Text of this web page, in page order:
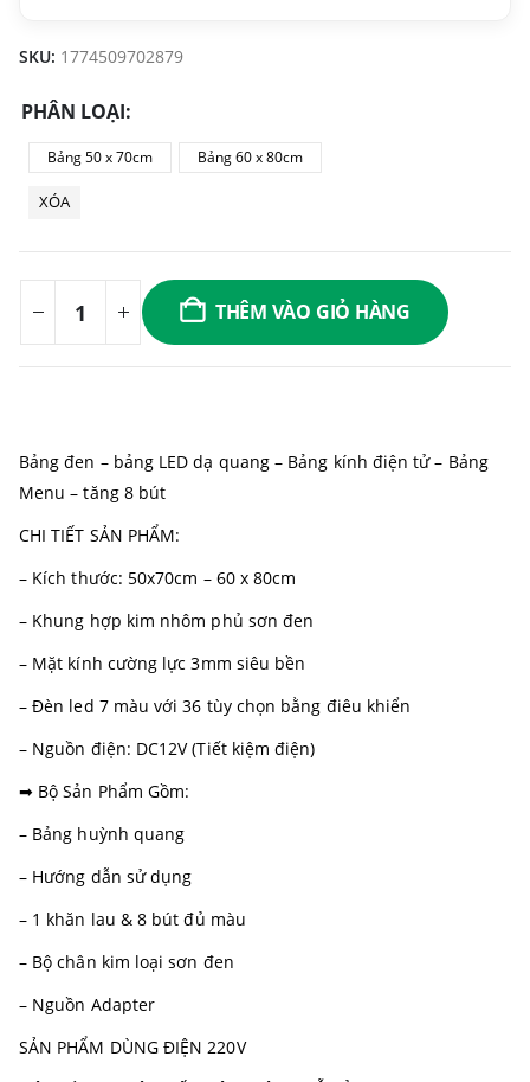
SKU: 1774509702879
PHÂN LOẠI
Bảng 50 x 70cm Bảng 60 x 80cm
XÓA
THÊM VÀO GIỎ HÀNG
Bảng đen – bảng LED dạ quang – Bảng kính điện tử – Bảng
Menu – tăng 8 bút
CHI TIẾT SẢN PHẨM:
– Kích thước: 50x70cm – 60 x 80cm
– Khung hợp kim nhôm phủ sơn đen
– Mặt kính cường lực 3mm siêu bền
– Đèn led 7 màu với 36 tùy chọn bằng điêu khiển
– Nguồn điện: DC12V (Tiết kiệm điện)
➡ Bộ Sản Phẩm Gồm:
– Bảng huỳnh quang
– Hướng dẫn sử dụng
– 1 khăn lau & 8 bút đủ màu
– Bộ chân kim loại sơn đen
– Nguồn Adapter
SẢN PHẨM DÙNG ĐIỆN 220V